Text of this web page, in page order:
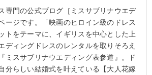
専門の公式ブログ［ミスサブリナウエデ
ージです。「映画のヒロイン級のドレス
トをテーマに、イギリスを中心とした上
ディングドレスのレンタルを取りそろえ
ミスサブリナウエディング表参道』。ド
分らしい結婚式を叶えている【大人花嫁